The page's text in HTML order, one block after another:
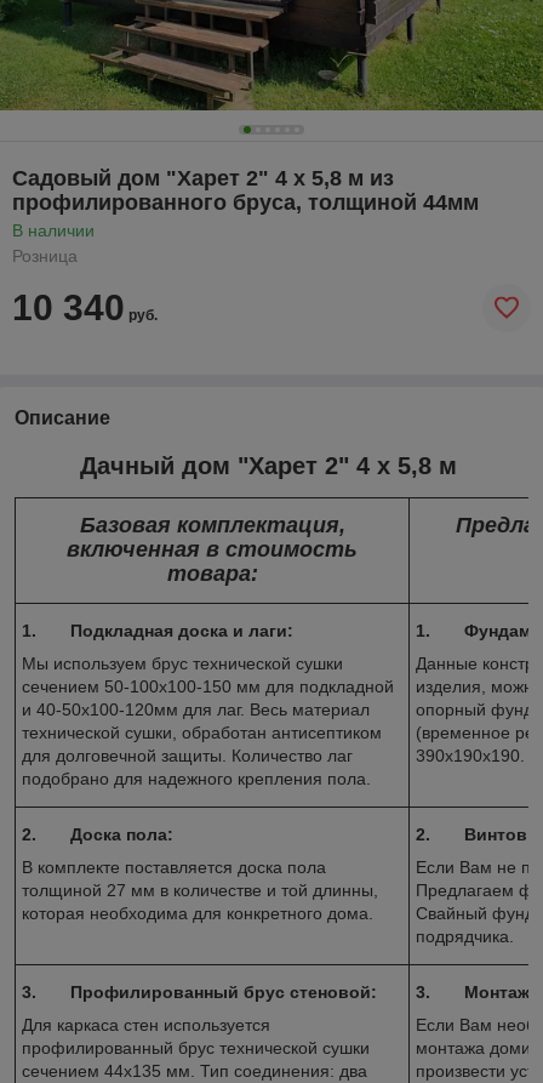
Садовый дом "Харет 2" 4 х 5,8 м из
профилированного бруса, толщиной 44мм
В наличии
Розница
10 340 руб.
Описание
Дачный дом "Харет 2" 4 х 5,8 м
Базовая комплектация,
включенная в стоимость
товара:
1. Подкладная доска и лаги:
Мы используем брус технической сушки
сечением 50-100х100-150 мм для подкладной
и 40-50х100-120мм для лаг. Весь материал
технической сушки, обработан антисептиком
для долговечной защиты. Количество лаг
подобрано для надежного крепления пола.
1.
Данные
изделия,
опорный
(временное
390х190х190.
2. Доска пола:
В комплекте поставляется доска пола
толщиной 27 мм в количестве и той длинны,
которая необходима для конкретного дома.
2.
Если Вам не
Предлагаем
Свайный
подрядчика.
3. Профилированный брус стеновой:
Для каркаса стен используется
профилированный брус технической сушки
сечением 44х135 мм. Тип соединения: два
3. Монтаж
Если Вам
монтажа
произвести